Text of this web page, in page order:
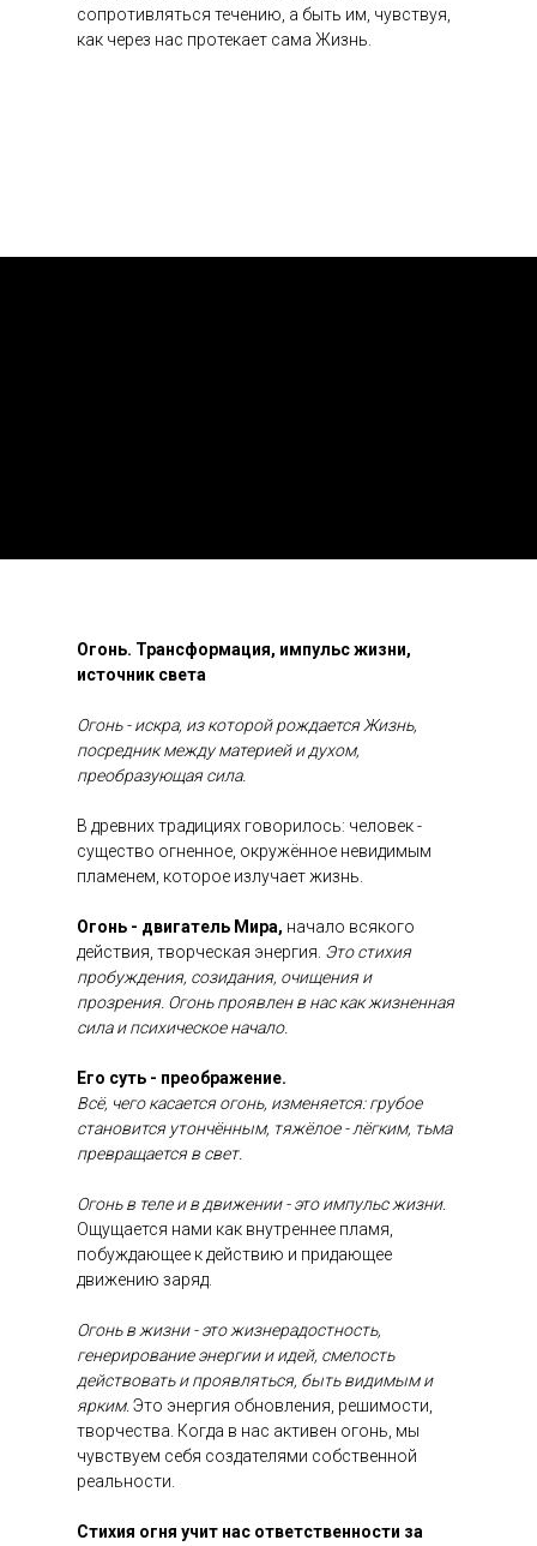
сопротивляться течению, а быть им, чувствуя,
как через нас протекает сама Жизнь.
Огонь. Трансформация, импульс жизни,
источник света
Огонь - искра, из которой рождается Жизнь,
посредник между материей и духом,
преобразующая сила.
В древних традициях говорилось: человек -
существо огненное, окружённое невидимым
пламенем, которое излучает жизнь.
Огонь - двигатель Мира, начало всякого
действия, творческая энергия. Это стихия
пробуждения, созидания, очищения и
прозрения. Огонь проявлен в нас как жизненная
сила и психическое начало.
Его суть - преображение.
Всё, чего касается огонь, изменяется: грубое
становится утончённым, тяжёлое - лёгким, тьма
превращается в свет.
Огонь в теле и в движении - это импульс жизни.
Ощущается нами как внутреннее пламя,
побуждающее к действию и придающее
движению заряд.
Огонь в жизни - это жизнерадостность,
генерирование энергии и идей, смелость
действовать и проявляться, быть видимым и
ярким. Это энергия обновления, решимости,
творчества. Когда в нас активен огонь, мы
чувствуем себя создателями собственной
реальности.
Стихия огня учит нас ответственности за